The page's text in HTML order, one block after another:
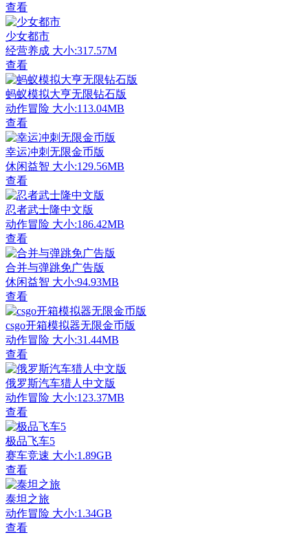
查看
少女都市
经营养成 大小:317.57M
查看
蚂蚁模拟大亨无限钻石版
动作冒险 大小:113.04MB
查看
幸运冲刺无限金币版
休闲益智 大小:129.56MB
查看
忍者武士隆中文版
动作冒险 大小:186.42MB
查看
合并与弹跳免广告版
休闲益智 大小:94.93MB
查看
csgo开箱模拟器无限金币版
动作冒险 大小:31.44MB
查看
俄罗斯汽车猎人中文版
动作冒险 大小:123.37MB
查看
极品飞车5
赛车竞速 大小:1.89GB
查看
泰坦之旅
动作冒险 大小:1.34GB
查看